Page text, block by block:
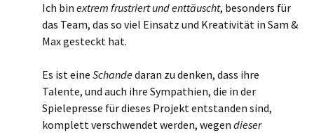
Ich bin extrem frustriert und enttäuscht, besonders für
das Team, das so viel Einsatz und Kreativität in Sam &
Max gesteckt hat.
Es ist eine Schandedaran zu denken, dass ihre
Talente, und auch ihre Sympathien, die in der
Spielepresse für dieses Projekt entstanden sind,
komplett verschwendet werden, wegen dieser